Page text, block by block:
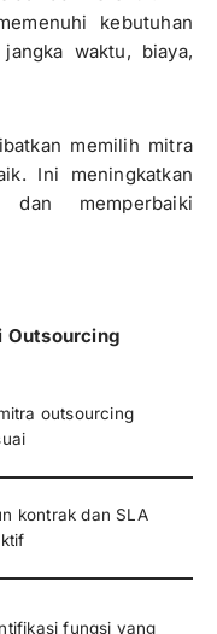
kebutuhan
waktu, biaya,
memilih mitra
Ini meningkatkan
memperbaiki
Outsourcing
outsourcing
kontrak dan SLA
fungsi yang